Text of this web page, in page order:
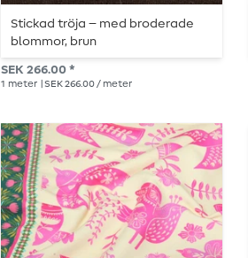
Stickad tröja – med broderade
blommor, brun
SEK 266.00 *
1 meter | SEK 266.00 / meter